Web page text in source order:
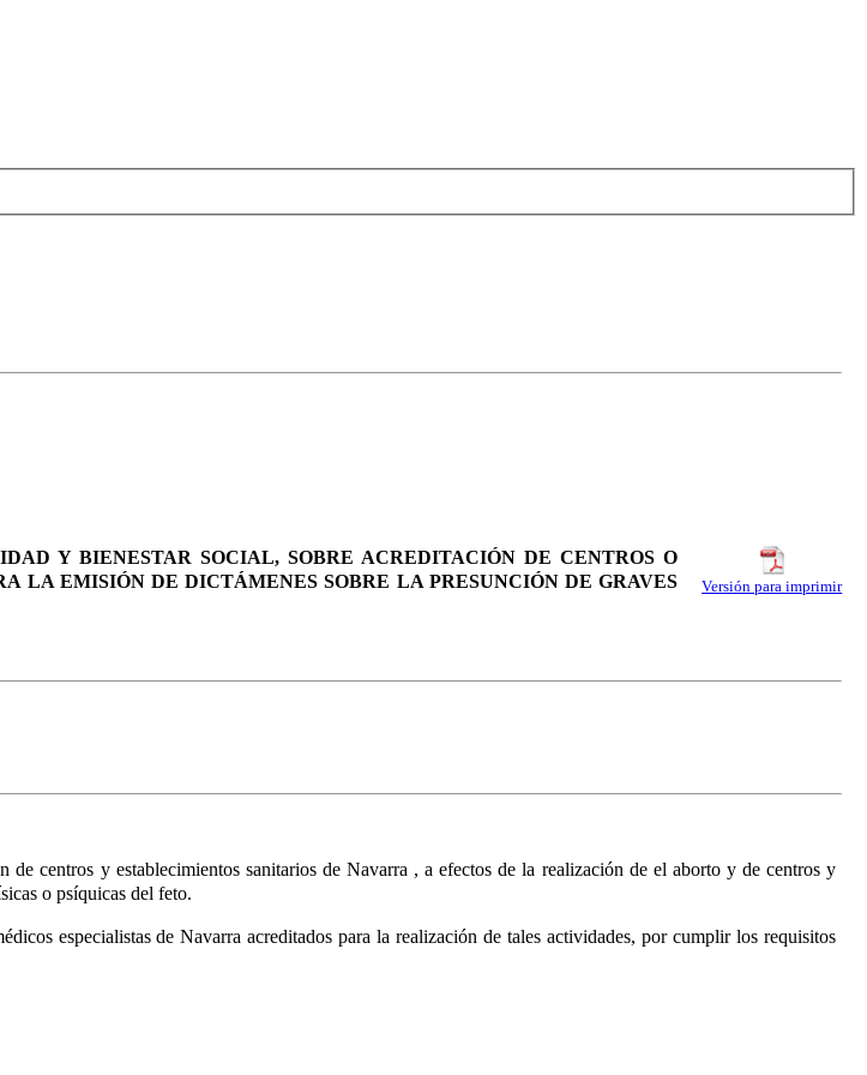
Versión para imprimir
Y BIENESTAR SOCIAL, SOBRE ACREDITACIÓN DE CENTROS O
LA EMISIÓN DE DICTÁMENES SOBRE LA PRESUNCIÓN DE GRAVES
de centros y establecimientos sanitarios de Navarra , a efectos de la realización de el aborto y de centros y
o psíquicas del feto.
especialistas de Navarra acreditados para la realización de tales actividades, por cumplir los requisitos